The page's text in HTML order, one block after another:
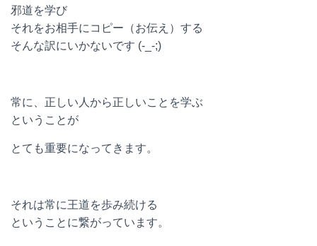
邪道を学び
それをお相手にコピー（お伝え）する
そんな訳にいかないです (-_-;)
常に、正しい人から正しいことを学ぶ
ということが
とても重要になってきます。
それは常に王道を歩み続ける
ということに繋がっています。